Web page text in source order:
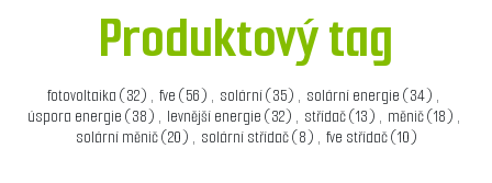
Produktový tag
fotovoltaika (32) , fve (56) , solární(35) , solární energie (34) ,
úspora energie (38) , levnější energie (32) , střídač(13) , měnič(18) ,
solární měnič(20) , solární střídač(8) , fve střídač(10)